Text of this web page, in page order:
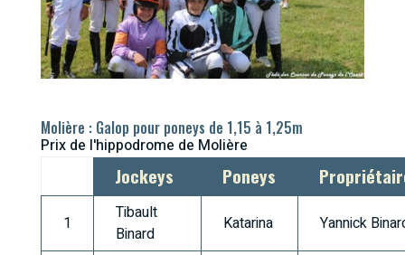
Molière : Galop pour poneys de 1,15 à 1,25m
Prix de l'hippodrome de Molière
Jockeys Poneys
1
Tibault
Binard
Katarina Yannick